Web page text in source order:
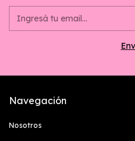
Navegación
Nosotros